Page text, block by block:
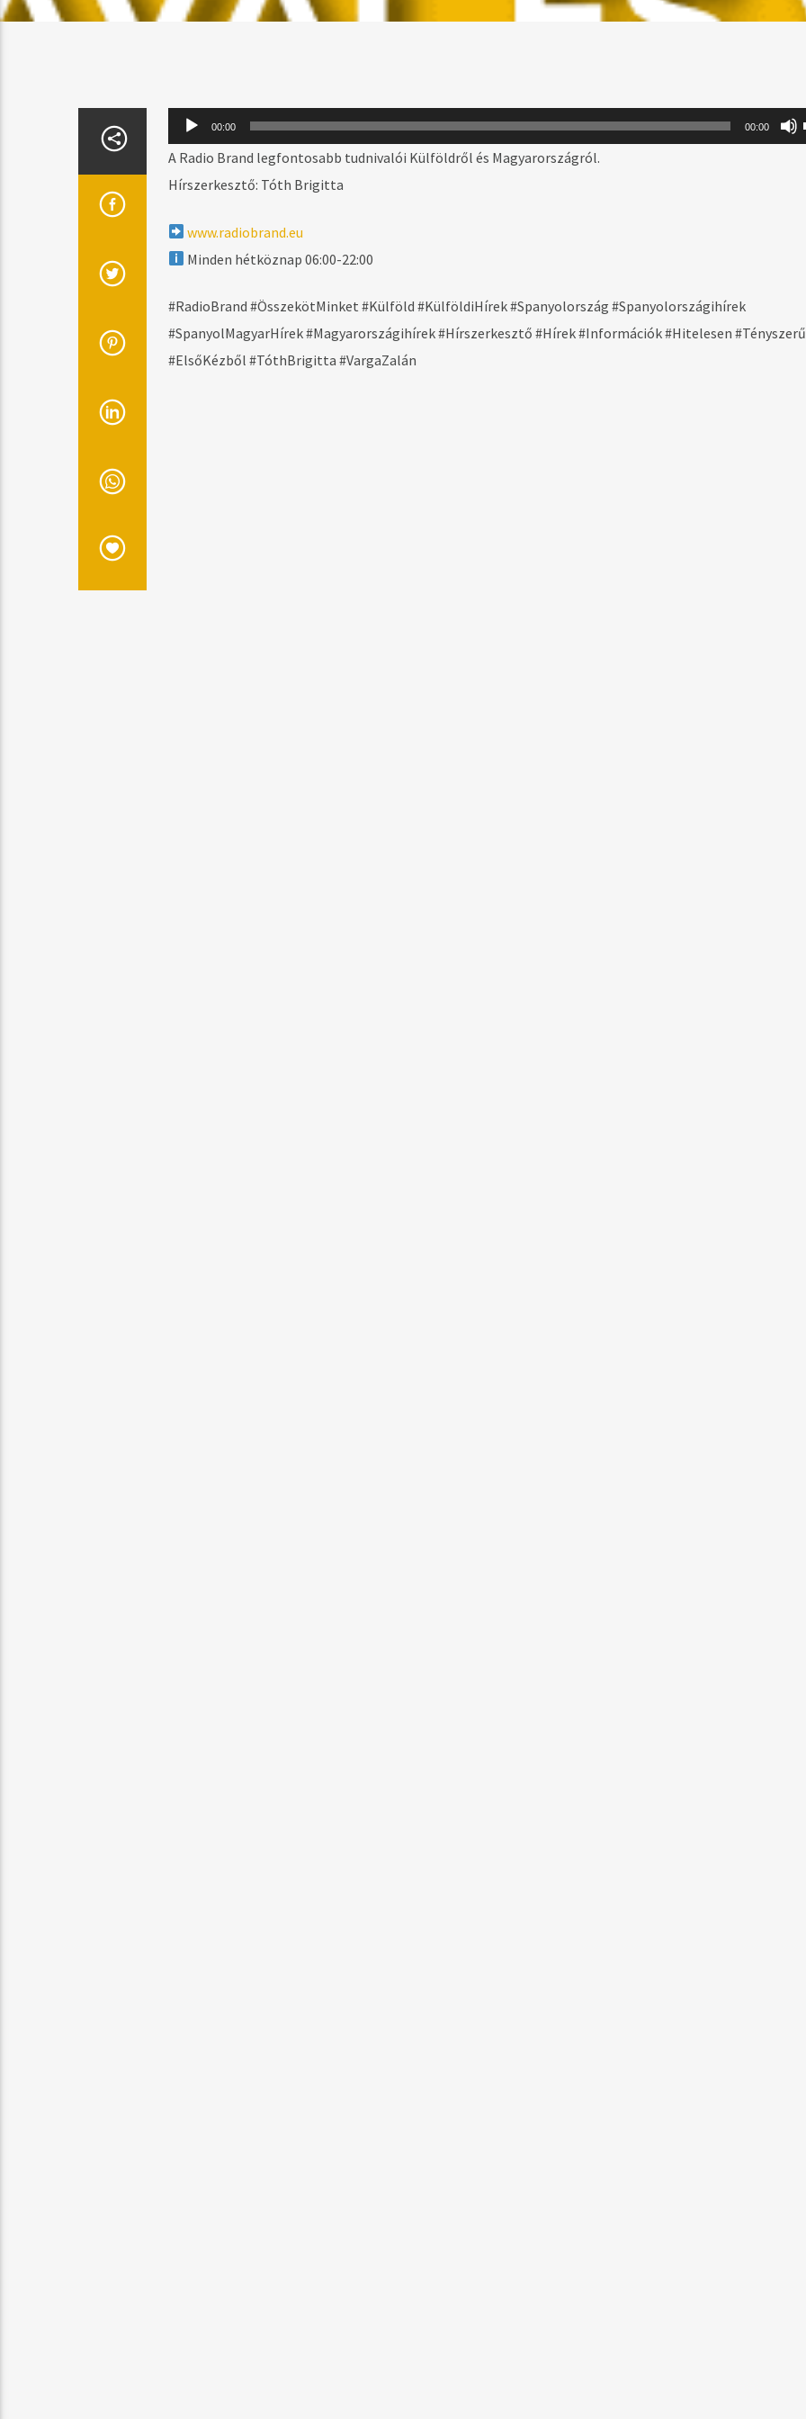
Audió
lejátszó
00:00 00:00
A Radio Brand legfontosabb tudnivalói Külföldről és Magyarországról.
Hírszerkesztő: Tóth Brigitta
www.radiobrand.eu
Minden hétköznap 06:00-22:00
#RadioBrand #ÖsszekötMinket #Külföld #KülföldiHírek #Spanyolország #Spanyolországihírek
#SpanyolMagyarHírek #Magyarországihírek #Hírszerkesztő #Hírek #Információk #Hitelesen
#ElsőKézből #TóthBrigitta #VargaZalán